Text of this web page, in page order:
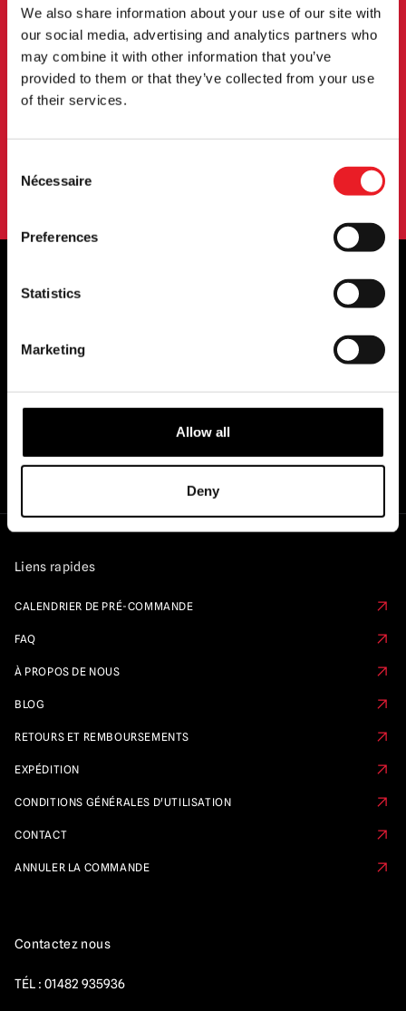
We also share information about your use of our site with
our social media, advertising and analytics partners who
may combine it with other information that you’ve
provided to them or that they’ve collected from your use
of their services.
Selection
Nécessaire
Preferences
Statistics
Marketing
Allow all
Deny
Inscrivez-vous pour recevoir les dernières
informations sur les nouveaux produits, les
événements et plus encore.
En vous abonnant à notre newsletter, vous acceptez nos
conditions d'utilisation.
STOCKISTES OFFICIELS DU ROYAUME-
Liens rapides
CALENDRIER DE PRÉ-COMMANDE
FAQ
À PROPOS DE NOUS
BLOG
RETOURS ET REMBOURSEMENTS
EXPÉDITION
CONDITIONS GÉNÉRALES D'UTILISATION
CONTACT
ANNULER LA COMMANDE
Contactez nous
TÉL : 01482 935936